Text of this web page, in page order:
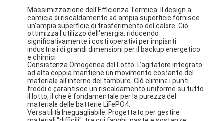
Massimizzazione dell'Efficienza Termica: Il design a
camicia di riscaldamento ad ampia superficie fornisce
un'ampia superficie di trasferimento del calore. Ciò
ottimizza l'utilizzo dell'energia, riducendo
significativamente i costi operativi per impianti
industriali di grandi dimensioni per il backup energetico
e chimici.
Consistenza Omogenea del Lotto: L'agitatore integrato
ad alta coppia mantiene un movimento costante del
materiale all'interno del tamburo. Ciò elimina i punti
freddi e garantisce un riscaldamento uniforme su tutto
il lotto, il che è fondamentale per la purezza del
materiale delle batterie LiFePO4.
Versatilità Ineguagliabile: Progettato per gestire